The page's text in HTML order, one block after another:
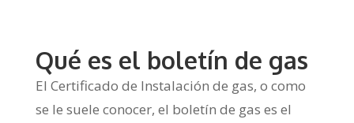
Qué es el boletín de gas
El Certificado de Instalación de gas, o como
se le suele conocer, el boletín de gas es el